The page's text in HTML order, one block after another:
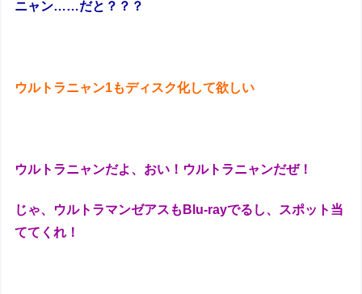
ニャン……だと？？？
ウルトラニャン1もディスク化して欲しい
ウルトラニャンだよ、おい！ウルトラニャンだぜ！
じゃ、ウルトラマンゼアスもBlu-rayでるし、スポット当
ててくれ！